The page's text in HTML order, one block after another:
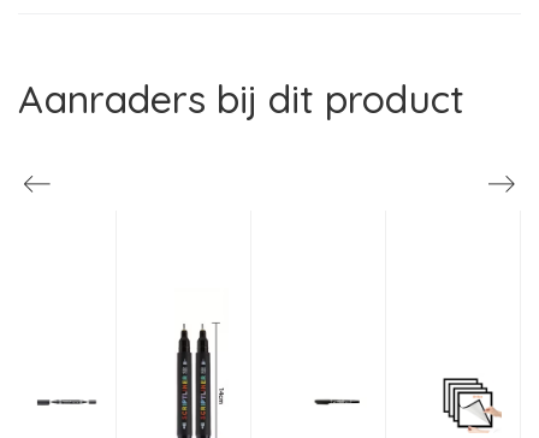
Aanraders bij dit product